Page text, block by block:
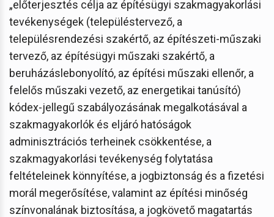
„előterjesztés célja az építésügyi szakmagyakorlási
tevékenységek (településtervező, a
településrendezési szakértő, az építészeti-műszaki
tervező, az építésügyi műszaki szakértő, a
beruházáslebonyolító, az építési műszaki ellenőr, a
felelős műszaki vezető, az energetikai tanúsító)
kódex-jellegű szabályozásának megalkotásával a
szakmagyakorlók és eljáró hatóságok
adminisztrációs terheinek csökkentése, a
szakmagyakorlási tevékenység folytatása
feltételeinek könnyítése, a jogbiztonság és a fizetési
morál megerősítése, valamint az építési minőség
színvonalának biztosítása, a jogkövető magatartás